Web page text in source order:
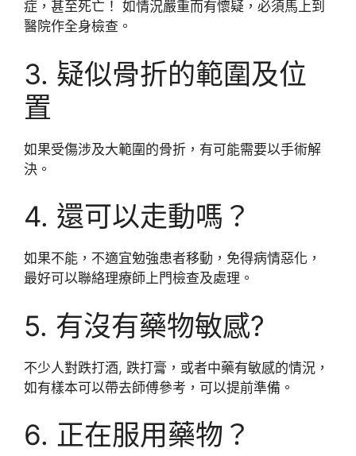
症，甚至死亡！ 如情況嚴重而有懷疑，必須馬上到
醫院作全身檢查。
3. 疑似骨折的範圍及位
置
如果受傷涉及大範圍的骨折，有可能需要以手術解
決。
4. 還可以走動嗎？
如果不能，不適宜勉強患者移動，免得病情惡化，
最好可以聯絡理療師上門檢查及處理。
5. 有沒有藥物敏感?
不少人對跌打酒, 跌打膏，或者中藥有敏感的情況，
如有樣本可以帶去師傅參考，可以提前準備。
6. 正在服用藥物？